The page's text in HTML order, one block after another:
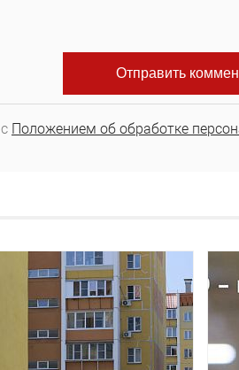
Положением об обработке